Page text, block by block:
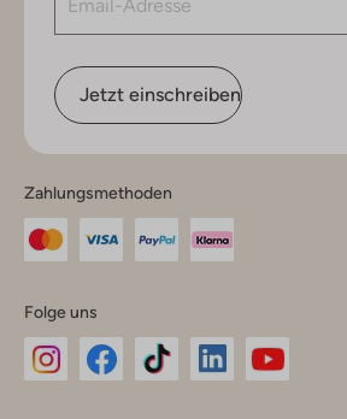
Jetzt einschreiben
Zahlungsmethoden
Folge uns